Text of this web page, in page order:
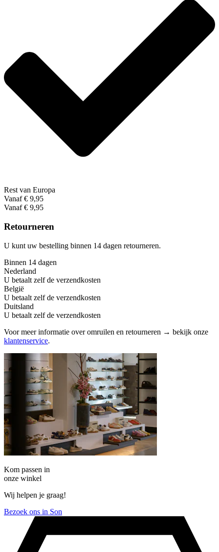
Rest van Europa
Vanaf € 9,95
Vanaf € 9,95
Retourneren
U kunt uw bestelling binnen 14 dagen retourneren.
Binnen 14 dagen
Nederland
U betaalt zelf de verzendkosten
België
U betaalt zelf de verzendkosten
Duitsland
U betaalt zelf de verzendkosten
Voor meer informatie over omruilen en retourneren → bekijk onze
klantenservice.
Kom passen in
onze winkel
Wij helpen je graag!
Bezoek ons in Son